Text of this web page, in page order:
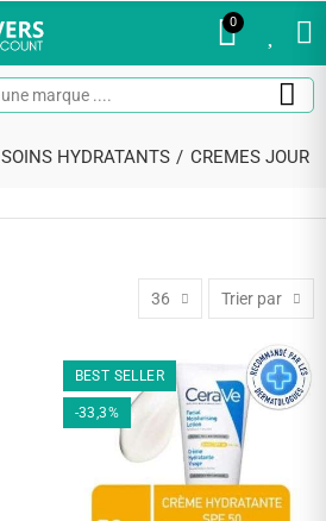
0
SOINS HYDRATANTS CREMES JOUR
36 Trier par
BEST SELLER
-33,3%